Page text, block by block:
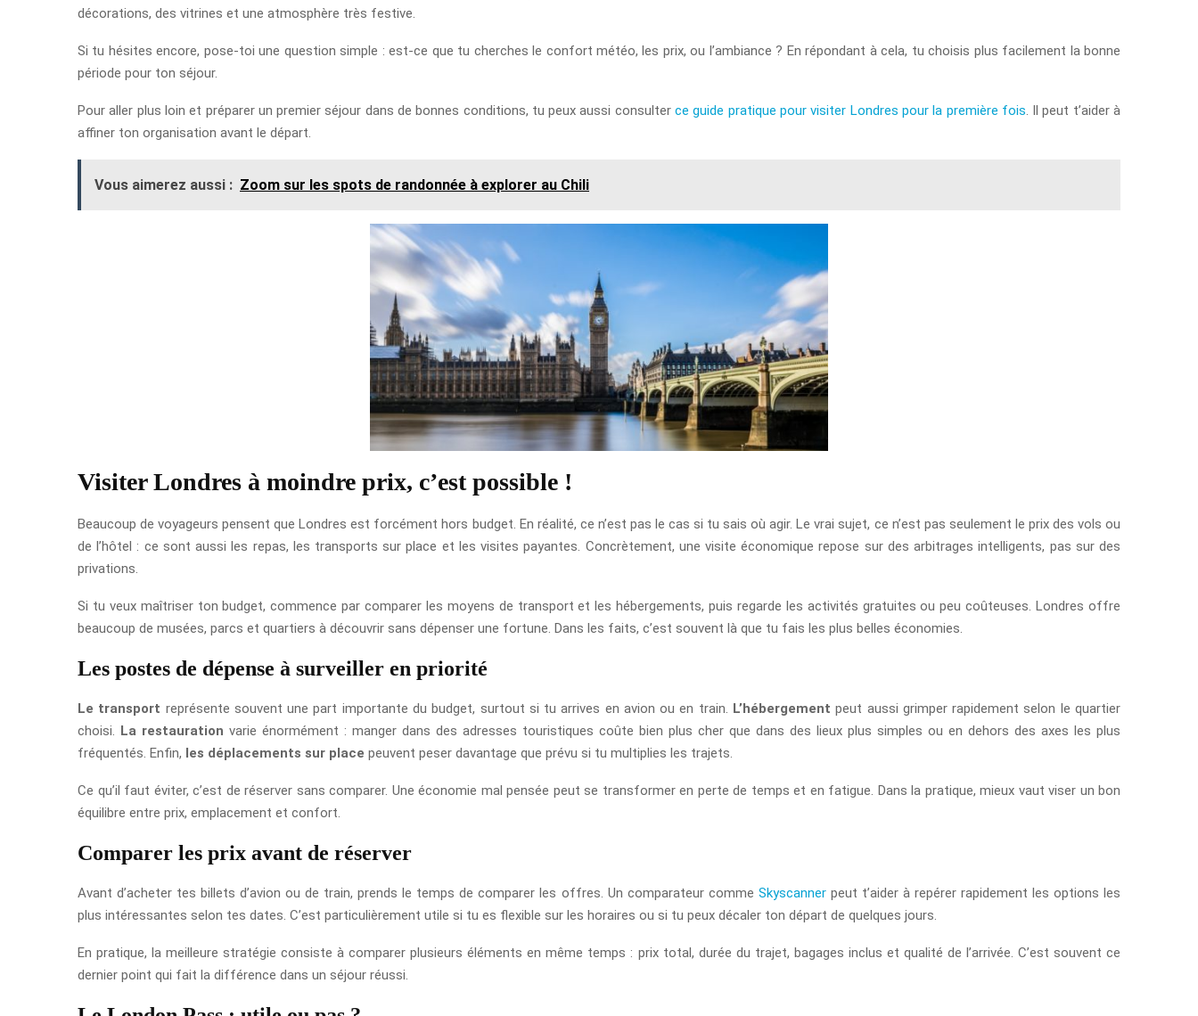
décorations, des vitrines et une atmosphère très festive.
Si tu hésites encore, pose-toi une question simple : est-ce que tu cherches le confort météo, les prix, ou l’ambiance ? En répondant à cela, tu choisis plus facilement la bonne
période pour ton séjour.
Pour aller plus loin et préparer un premier séjour dans de bonnes conditions, tu peux aussi consulterce guide pratique pour visiter Londres pour la première fois . Il peut t’aider à
affiner ton organisation avant le départ.
Vous aimerez aussi : Zoom sur les spots de randonnée à explorer au Chili
Visiter Londres à moindre prix, c’est possible !
Beaucoup de voyageurs pensent que Londres est forcément hors budget. En réalité, ce n’est pas le cas si tu sais où agir. Le vrai sujet, ce n’est pas seulement le prix des vols ou
de l’hôtel : ce sont aussi les repas, les transports sur place et les visites payantes. Concrètement, une visite économique repose sur des arbitrages intelligents, pas sur des
privations.
Si tu veux maîtriser ton budget, commence par comparer les moyens de transport et les hébergements, puis regarde les activités gratuites ou peu coûteuses. Londres offre
beaucoup de musées, parcs et quartiers à découvrir sans dépenser une fortune. Dans les faits, c’est souvent là que tu fais les plus belles économies.
Les postes de dépense à surveiller en priorité
Le transport représente souvent une part importante du budget, surtout si tu arrives en avion ou en train. L’hébergement peut aussi grimper rapidement selon le quartier
choisi. La restauration varie énormément : manger dans des adresses touristiques coûte bien plus cher que dans des lieux plus simples ou en dehors des axes les plus
fréquentés. Enfin, les déplacements sur place peuvent peser davantage que prévu si tu multiplies les trajets.
Ce qu’il faut éviter, c’est de réserver sans comparer. Une économie mal pensée peut se transformer en perte de temps et en fatigue. Dans la pratique, mieux vaut viser un bon
équilibre entre prix, emplacement et confort.
Comparer les prix avant de réserver
Avant d’acheter tes billets d’avion ou de train, prends le temps de comparer les offres. Un comparateur comme Skyscannerpeut t’aider à repérer rapidement les options les
plus intéressantes selon tes dates. C’est particulièrement utile si tu es flexible sur les horaires ou si tu peux décaler ton départ de quelques jours.
En pratique, la meilleure stratégie consiste à comparer plusieurs éléments en même temps : prix total, durée du trajet, bagages inclus et qualité de l’arrivée. C’est souvent ce
dernier point qui fait la différence dans un séjour réussi.